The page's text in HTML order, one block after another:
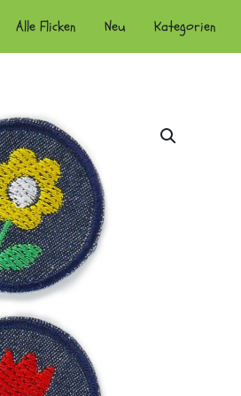
Alle Flicken Neu Kategorien